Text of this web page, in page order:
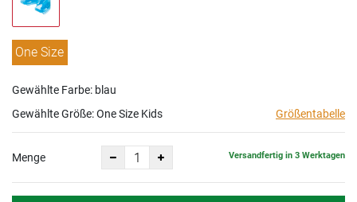
One Size
Gewählte Farbe: blau
Gewählte Größe:One Size Kids Größentabelle
Menge Versandfertig in 3 Werktagen